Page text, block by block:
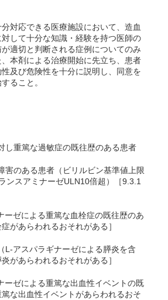
対応できる医療施設において、造血
して十分な知識・経験を持つ医師の
適切と判断される症例についてのみ
本剤による治療開始に先立ち、患者
及び危険性を十分に説明し、同意を
ること。
し重篤な過敏症の既往歴のある患者
のある患者（ビリルビン基準値上限
ンスアミナーゼULN10倍超）［9.3.1
ゼによる重篤な血栓症の既往歴のあ
があらわれるおそれがある］
L-アスパラギナーゼによる膵炎を含
があらわれるおそれがある］
ゼによる重篤な出血性イベントの既
な出血性イベントがあらわれるおそ